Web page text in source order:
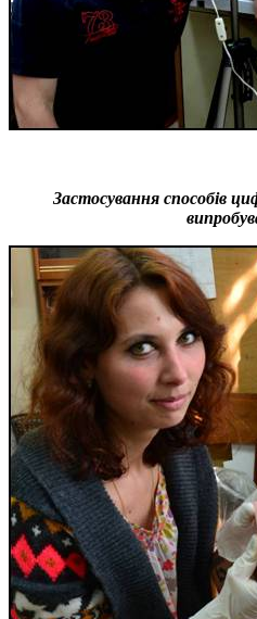
Застосування способів